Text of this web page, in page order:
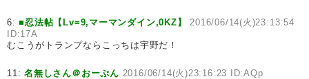
6:■忍法帖【Lv=9,マーマンダイン,0KZ】
2016/06/14(火)23:13:54
ID:17A
むこうがトランプならこっちは宇野だ！
11:名無しさん＠おーぷん 2016/06/14(火)23:16:23 ID:AQp